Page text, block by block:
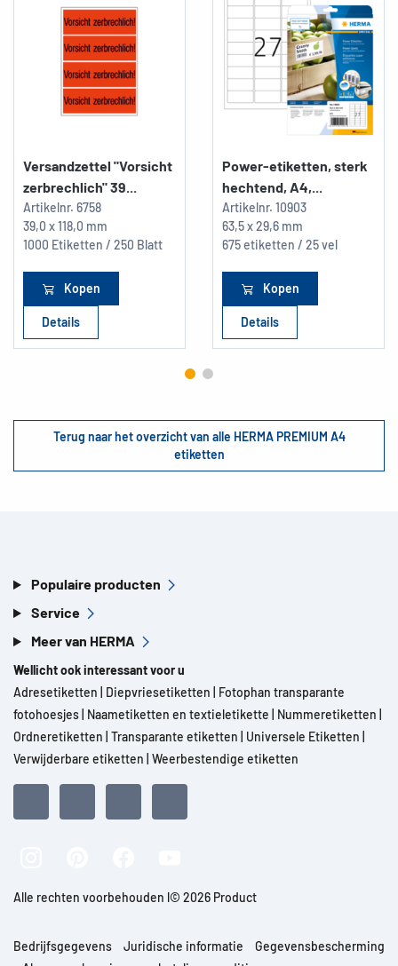
Versandzettel "Vorsicht
zerbrechlich" 39...
Artikelnr. 6758
39,0 x 118,0 mm
1000 Etiketten / 250 Blatt
Kopen
Details
Power-etiketten, sterk
hechtend, A4,...
Artikelnr. 10903
63,5 x 29,6 mm
675 etiketten / 25 vel
Kopen
Details
Terug naar het overzicht van alle HERMA PREMIUM A4
etiketten
Populaire producten
Service
Meer van HERMA
Wellicht ook interessant voor u
Adresetiketten
Diepvriesetiketten
Fotophan transparante
fotohoesjes Naametiketten en textieletikette Nummeretiketten
Ordneretiketten Transparante etiketten Universele Etiketten
Verwijderbare etiketten Weerbestendige etiketten
Alle rechten voorbehouden l© 2026 Product
Bedrijfsgegevens Juridische informatie
Gegevensbescherming